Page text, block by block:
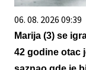
06. 08. 2026 09:39
Marija (3) se
42 godine otac